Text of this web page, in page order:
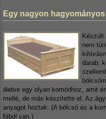
Egy nagyon
Készült
nem
darab,
illetve egy olyan komódhoz, amit
mellé, de más készítette el. Az
anyagot hoztak. (A bölcső és a
fából van.)